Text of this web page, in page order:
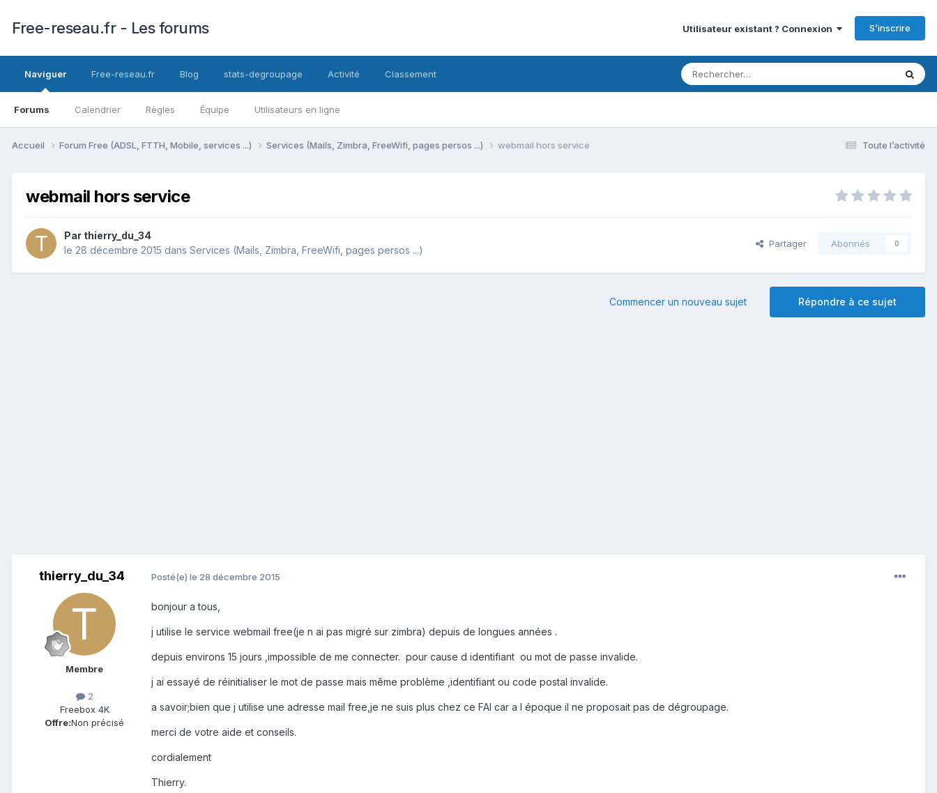
Free-reseau.fr - Les forums Utilisateur existant ? Connexion S’inscrire
Naviguer
Forums Calendrier Règles Équipe Utilisateurs en ligne
Free-reseau.fr Blog stats-degroupage Activité Classement
Toute l’activité
Accueil Forum Free (ADSL, FTTH, Mobile, services ...) Services (Mails, Zimbra, FreeWifi, pages persos ...) webmail hors service
webmail hors service
Par thierry_du_34
le 28 décembre 2015 dans Services (Mails, Zimbra, FreeWifi, pages persos ...)
Partager Abonnés 0
Répondre à ce sujet
Commencer un nouveau sujet
thierry_du_34
Membre
2
Freebox 4K
Offre:Non précisé
Posté(e) le 28 décembre 2015
bonjour a tous,
j utilise le service webmail free(je n ai pas migré sur zimbra) depuis de longues années .
depuis environs 15 jours ,impossible de me connecter. pour cause d identifiant ou mot de passe invalide.
j ai essayé de réinitialiser le mot de passe mais même problème ,identifiant ou code postal invalide.
a savoir;bien que j utilise une adresse mail free,je ne suis plus chez ce FAI car a l époque il ne proposait pas de dégroupage.
merci de votre aide et conseils.
cordialement
Thierry.